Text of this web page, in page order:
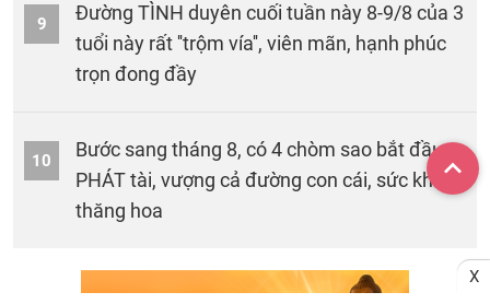
9
Đường TÌNH duyên cuối tuần này 8-9/8 của 3
tuổi này rất ''trộm vía'', viên mãn, hạnh phúc
trọn đong đầy
10
Bước sang tháng 8, có 4 chòm sao bắt đầu
PHÁT tài, vượng cả đường con cái, sức khỏe
thăng hoa
X